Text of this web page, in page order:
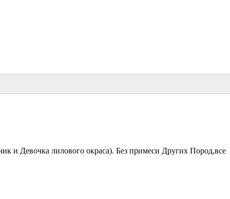
и Девочка лилового окраса). Без примеси Других Пород,все